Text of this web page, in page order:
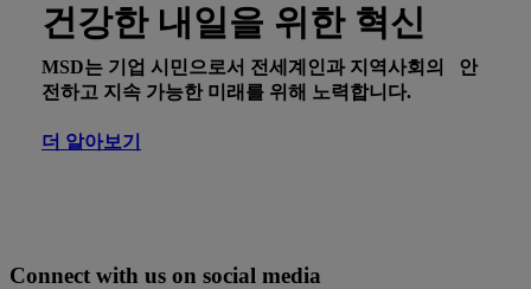
건강한 내일을 위한 혁신
MSD는 기업 시민으로서 전세계인과 지역사회의 안
전하고 지속 가능한 미래를 위해 노력합니다.
더 알아보기
Connect with us on social media